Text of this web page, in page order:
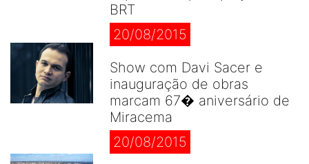
BRT
20/08/2015
Show com Davi Sacer e
inauguração de obras
marcam 67� aniversário de
Miracema
20/08/2015